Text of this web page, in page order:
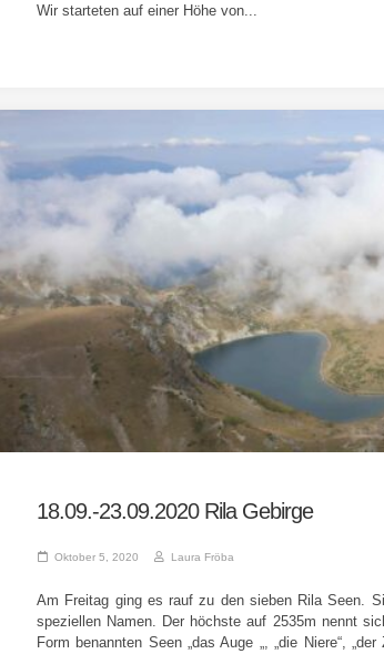
Wir starteten auf einer Höhe von...
18.09.-23.09.2020 Rila Gebirge
Oktober 5, 2020 Laura Fröba
Am Freitag ging es rauf zu den sieben Rila Seen.
speziellen Namen. Der höchste auf 2535m nennt
Form benannten Seen „das Auge „, „die Niere“,